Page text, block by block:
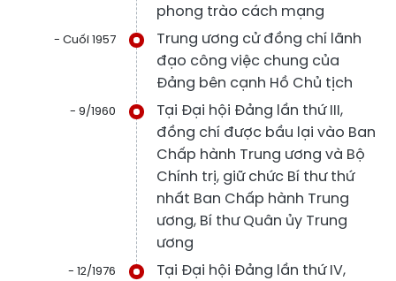
phong trào cách mạng
- Cuối 1957
Trung ương cử đồng chí lãnh
đạo công việc chung của
Đảng bên cạnh Hồ Chủ tịch
- 9/1960
Tại Đại hội Đảng lần thứ III,
đồng chí được bầu lại vào Ban
Chấp hành Trung ương và Bộ
Chính trị, giữ chức Bí thư thứ
nhất Ban Chấp hành Trung
ương, Bí thư Quân ủy Trung
ương
- 12/1976
Tại Đại hội Đảng lần thứ IV,